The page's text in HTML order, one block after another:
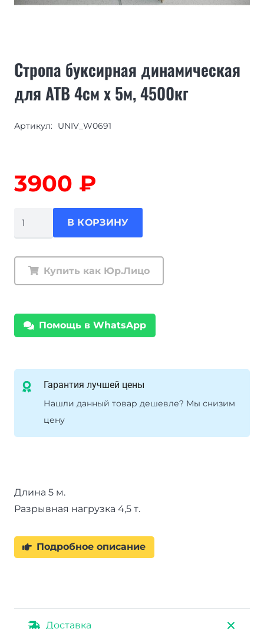
Стропа буксирная динамическая
для АТВ 4см х 5м, 4500кг
Артикул: UNIV_W0691
3900 ₽
буксирная
динамическая
АТВ
4см
4500кг
В КОРЗИНУ
Купить как Юр.Лицо
Помощь в WhatsApp
Гарантия лучшей цены
Нашли данный товар дешевле? Мы снизим
цену
Длина 5 м.
Разрывная нагрузка 4,5 т.
Подробное описание
Доставка